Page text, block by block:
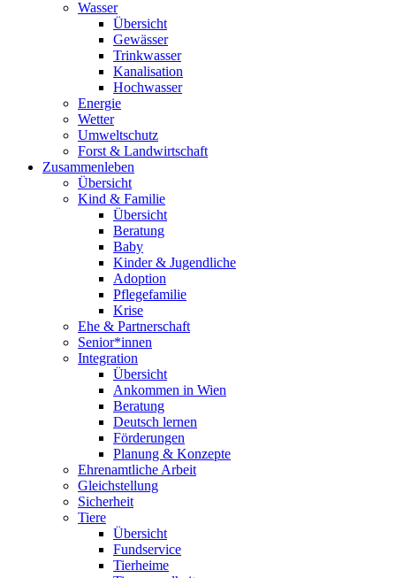
Wasser
Übersicht
Gewässer
Trinkwasser
Kanalisation
Hochwasser
Energie
Wetter
Umweltschutz
Forst & Landwirtschaft
Zusammenleben
Übersicht
Kind & Familie
Übersicht
Beratung
Baby
Kinder & Jugendliche
Adoption
Pflegefamilie
Krise
Ehe & Partnerschaft
Senior*innen
Integration
Übersicht
Ankommen in Wien
Beratung
Deutsch lernen
Förderungen
Planung & Konzepte
Ehrenamtliche Arbeit
Gleichstellung
Sicherheit
Tiere
Übersicht
Fundservice
Tierheime